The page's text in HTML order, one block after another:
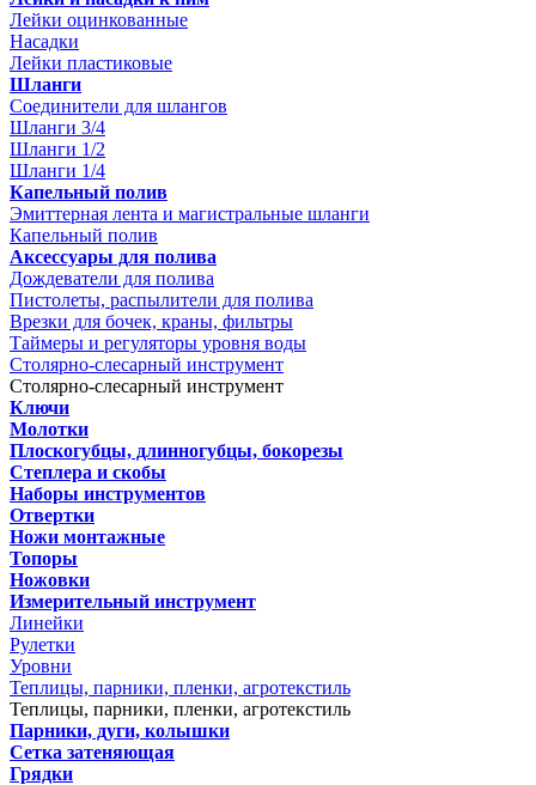
Лейки оцинкованные
Насадки
Лейки пластиковые
Шланги
Соединители для шлангов
Шланги 3/4
Шланги 1/2
Шланги 1/4
Капельный полив
Эмиттерная лента и магистральные шланги
Капельный полив
Аксессуары для полива
Дождеватели для полива
Пистолеты, распылители для полива
Врезки для бочек, краны, фильтры
Таймеры и регуляторы уровня воды
Столярно-слесарный инструмент
Столярно-слесарный инструмент
Ключи
Молотки
Плоскогубцы, длинногубцы, бокорезы
Степлера и скобы
Наборы инструментов
Отвертки
Ножи монтажные
Топоры
Ножовки
Измерительный инструмент
Линейки
Рулетки
Уровни
Теплицы, парники, пленки, агротекстиль
Теплицы, парники, пленки, агротекстиль
Парники, дуги, колышки
Сетка затеняющая
Грядки